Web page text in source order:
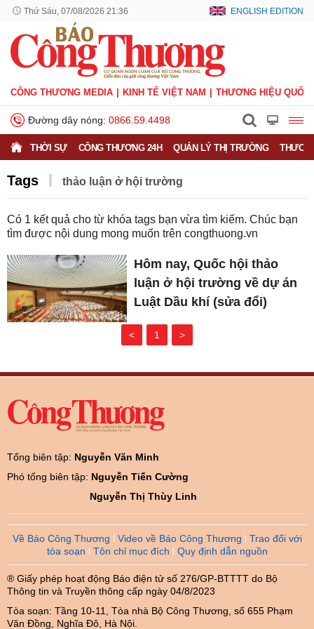
Thứ Sáu, 07/08/2026 21:36 ENGLISH EDITION
CÔNG THƯƠNG MEDIA KINH TẾ VIỆT NAM THƯƠNG HIỆU QUỐC
Đường dây nóng: 0866.59.4498
THỜI SỰ CÔNG THƯƠNG 24H QUẢN LÝ THỊ TRƯỜNG
Tags thảo luận ở hội trường
Có 1 kết quả cho từ khóa tags bạn vừa tìm kiếm. Chúc bạn
tìm được nội dung mong muốn trên congthuong.vn
Hôm nay, Quốc hội thảo
luận ở hội trường về dự án
Luật Dầu khí (sửa đổi)
< 1 >
Tổng biên tập: Nguyễn Văn Minh
Phó tổng biên tập: Nguyễn Tiến Cường
Nguyễn Thị Thùy Linh
Về Báo Công Thương Video về Báo Công Thương
Trao đổi với
tòa soạn
Tôn chỉ mục đích Quy định dẫn nguồn
® Giấy phép hoạt động Báo điện tử số 276/GP-BTTTT do Bộ
Thông tin và Truyền thông cấp ngày 04/8/2023
Tòa soạn: Tầng 10-11, Tòa nhà Bộ Công Thương, số 655 Phạm
Văn Đồng, Nghĩa Đô, Hà Nội.